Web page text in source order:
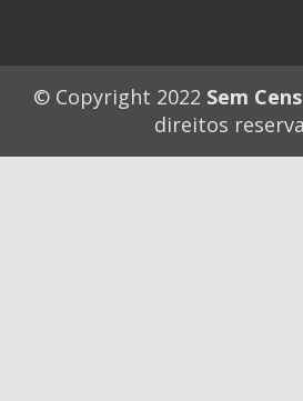
© Copyright 2022 Sem
direitos